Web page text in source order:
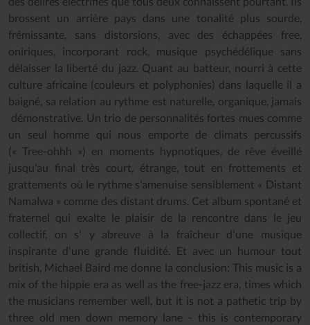
brossent un arrière pays dans une tonalité plus sourde,
frémissante, sans distorsions, avec des échappées free,
oniriques, incorporant rock, musique psychédélique sans
délaisser la liberté du jazz. Quant au batteur, nourri à cette
culture africaine (couleurs et polyphonies) dans laquelle il a
baigné, sa relation au rythme est naturelle, organique, jamais
démonstrative. Un trio de personnalités fortes mues comme
un seul homme qui nous emporte de climats percussifs
(« Tree-ohhh ») en moments hypnotiques, de rêve éveillé
jusqu'au final très court, étrange, tout en frottements et
grattements où le rythme s'amenuise sensiblement « Distant
Namalwa » comme des distant drums. Cet album spontané et
fraternel qui exalte le plaisir de la rencontre dans le jeu
collectif, on s' y abreuve à la fraîcheur d'une musique
inspirante d'une grande fluidité. Et avec un humour tout
british, Michael Baird me donne la conclusion: This music is a
mix of the hippie era as well as the free-jazz era, times which
the musicians remember well, but it is not a pathetic trip by
three old men down memory lane - this is contemporary